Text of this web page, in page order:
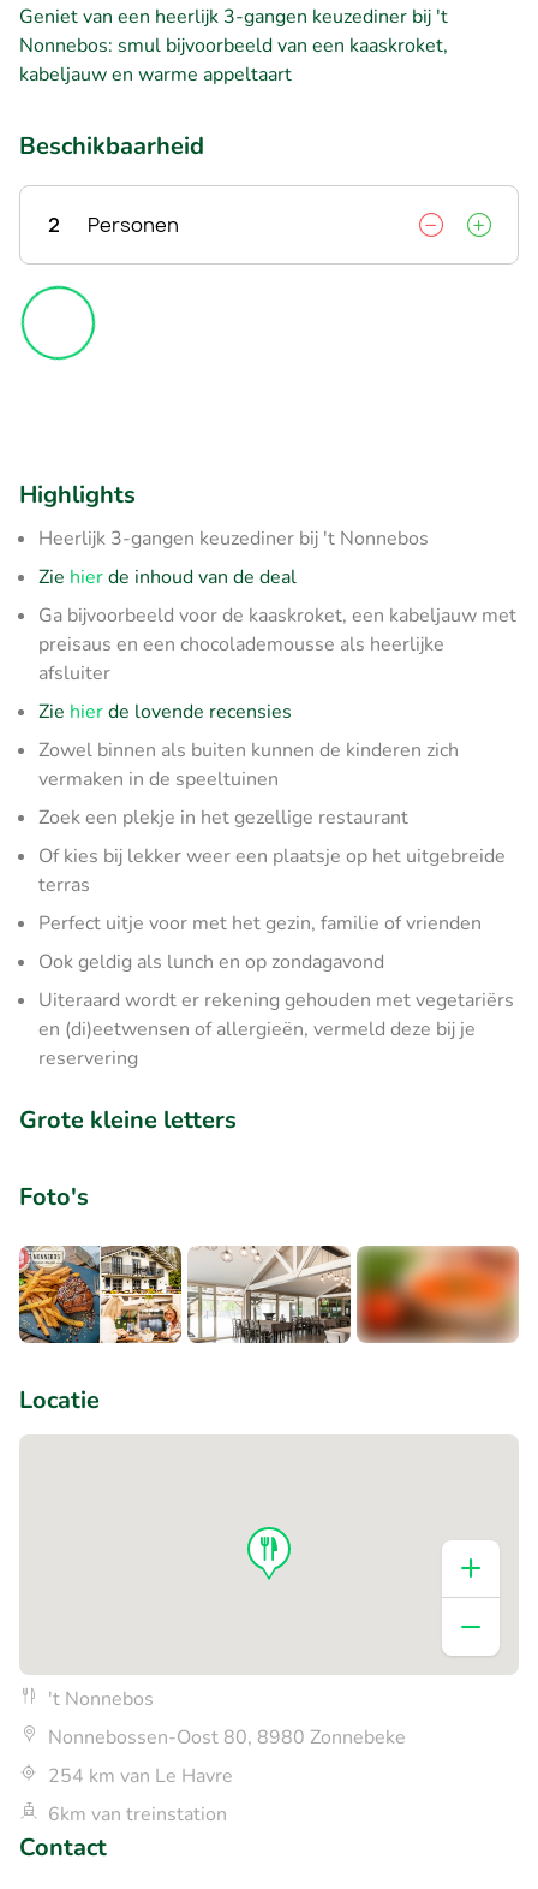
Geniet van een heerlijk 3-gangen keuzediner bij 't
Nonnebos: smul bijvoorbeeld van een kaaskroket,
kabeljauw en warme appeltaart
Beschikbaarheid
2 Personen
Highlights
Heerlijk 3-gangen keuzediner bij 't Nonnebos
Zie hierde inhoud van de deal
Ga bijvoorbeeld voor de kaaskroket, een kabeljauw met
preisaus en een chocolademousse als heerlijke
afsluiter
Zie hierde lovende recensies
Zowel binnen als buiten kunnen de kinderen zich
vermaken in de speeltuinen
Zoek een plekje in het gezellige restaurant
Of kies bij lekker weer een plaatsje op het uitgebreide
terras
Perfect uitje voor met het gezin, familie of vrienden
Ook geldig als lunch en op zondagavond
Uiteraard wordt er rekening gehouden met vegetariërs
en (di)eetwensen of allergieën, vermeld deze bij je
reservering
Grote kleine letters
Foto's
Locatie
't Nonnebos
Nonnebossen-Oost 80, 8980 Zonnebeke
254 km van Le Havre
6km van treinstation
Contact